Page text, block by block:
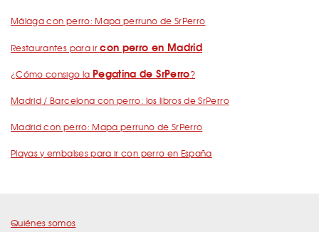
Málaga con perro: Mapa perruno de SrPerro
Restaurantes para ircon perro en Madrid
¿Cómo consigo la Pegatina de SrPerro?
Madrid / Barcelona con perro: los libros de SrPerro
Madrid con perro: Mapa perruno de SrPerro
Playas y embalses para ir con perro en España
Quiénes somos